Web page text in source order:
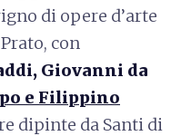
di opere d’arte
con
Giovanni da
e Filippino
dipinte da Santi di